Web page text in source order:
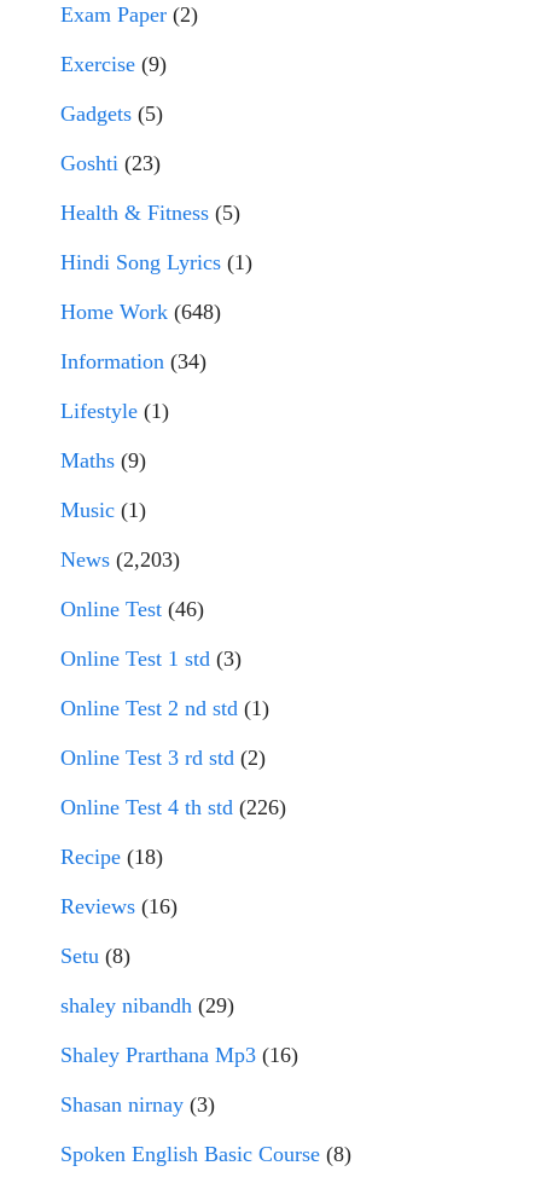
Exam Paper (2)
Exercise (9)
Gadgets (5)
Goshti (23)
Health & Fitness (5)
Hindi Song Lyrics (1)
Home Work (648)
Information (34)
Lifestyle (1)
Maths (9)
Music (1)
News (2,203)
Online Test (46)
Online Test 1 std (3)
Online Test 2 nd std (1)
Online Test 3 rd std (2)
Online Test 4 th std (226)
Recipe (18)
Reviews (16)
Setu (8)
shaley nibandh (29)
Shaley Prarthana Mp3 (16)
Shasan nirnay (3)
Spoken English Basic Course (8)